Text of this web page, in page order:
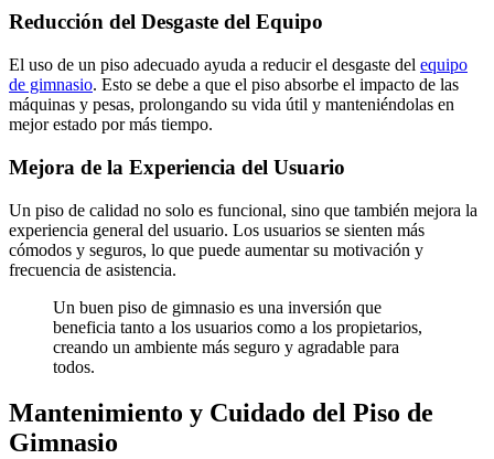
Reducción del Desgaste del Equipo
El uso de un piso adecuado ayuda a reducir el desgaste del equipo
de gimnasio. Esto se debe a que el piso absorbe el impacto de las
máquinas y pesas, prolongando su vida útil y manteniéndolas en
mejor estado por más tiempo.
Mejora de la Experiencia del Usuario
Un piso de calidad no solo es funcional, sino que también mejora la
experiencia general del usuario. Los usuarios se sienten más
cómodos y seguros, lo que puede aumentar su motivación y
frecuencia de asistencia.
Un buen piso de gimnasio es una inversión que
beneficia tanto a los usuarios como a los propietarios,
creando un ambiente más seguro y agradable para
todos.
Mantenimiento y Cuidado del Piso de
Gimnasio